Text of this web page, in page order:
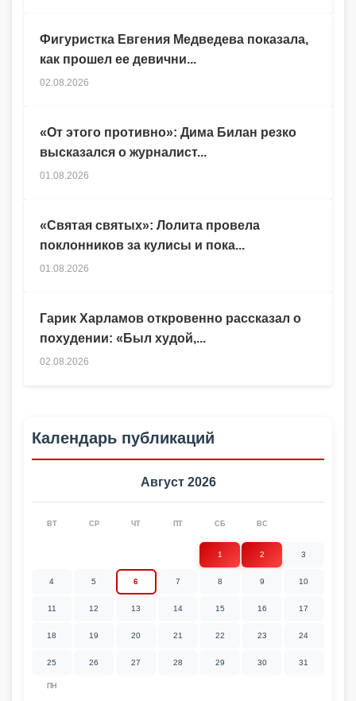
Гарик Харламов откровенно рассказал о
похудении: «Был худой,...
02.08.2026
Фигуристка Евгения Медведева показала,
как прошел ее девични...
02.08.2026
«От этого противно»: Дима Билан резко
высказался о журналист...
01.08.2026
«Святая святых»: Лолита провела
поклонников за кулисы и пока...
01.08.2026
Календарь публикаций
Август 2026
ПН
ВТ СР ЧТ ПТ СБ ВС
1 2 3
4 5 6 7 8 9 10
11 12 13 14 15 16 17
18 19 20 21 22 23 24
25 26 27 28 29 30 31